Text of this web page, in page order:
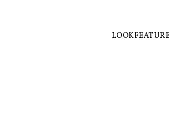
LOOK